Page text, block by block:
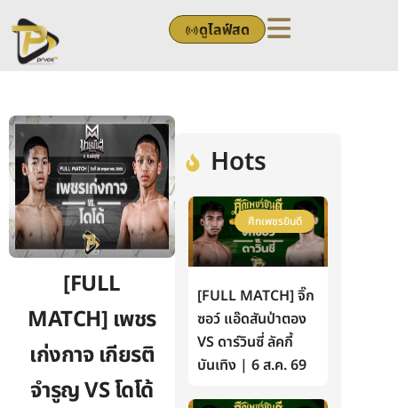
to
content
ดูไลฟ์สด
[FULL
MATCH] เพชร
เก่งกาจ เกียรติ
จำรูญ VS โดโด้
Hots
ศึกเพชรยินดี
[FULL MATCH] จิ๊ก
ซอว์ แอ๊ดสันป่าตอง
VS ดาร์วินซี่ ลัคกี้
บันเทิง | 6 ส.ค. 69